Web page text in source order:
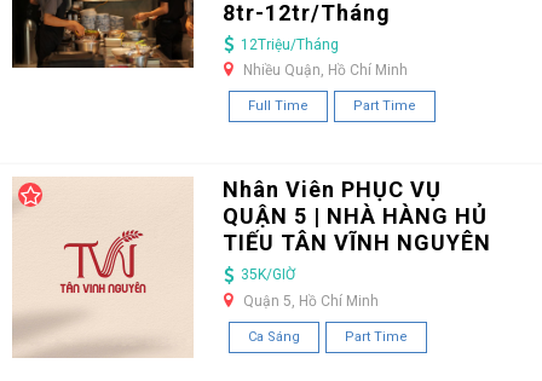
8tr-12tr/Tháng
12Triệu/Tháng
Nhiều Quận, Hồ Chí Minh
Full Time Part Time
Nhân Viên PHỤC VỤ
QUẬN 5 | NHÀ HÀNG HỦ
TIẾU TÂN VĨNH NGUYÊN
35K/GIỜ
Quận 5, Hồ Chí Minh
Ca Sáng Part Time